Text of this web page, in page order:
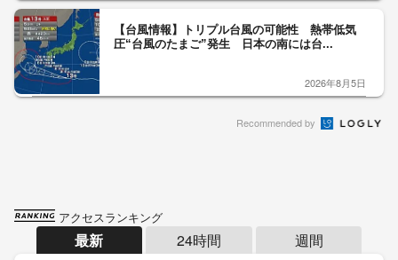
【台風情報】トリプル台風の可能性 熱帯低気
圧“台風のたまご”発生 日本の南には台...
2026年8月5日
Recommended by
アクセスランキング
最新 24時間 週間